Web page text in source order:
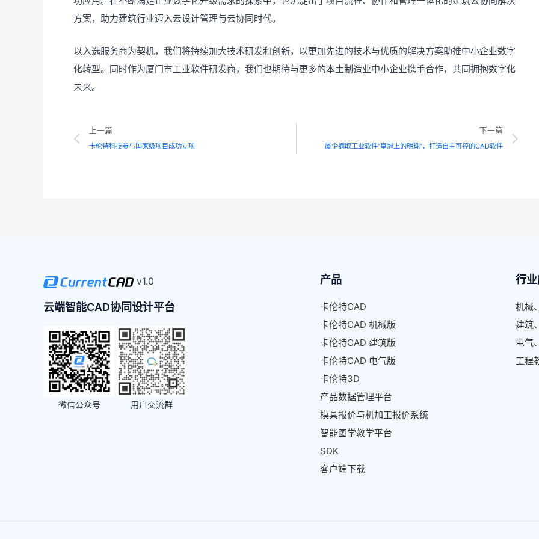
方案，助力建筑行业迈入云设计管理与云协同时代。
以入选服务商为契机，我们将持续加大技术研发和创新，以更加先进的技术与优质的解决方案助推中小企业数字
化转型。同时作为厦门市工业软件研发商，我们也期待与更多的本土制造业中小企业携手合作，共同拥抱数字化
未来。
Prev
上一篇
卡伦特科技参与国家级项目成功立项
下一篇
厦企摘取工业软件“皇冠上的明珠”，打造自主可控的CAD软件
v1.0
云端智能CAD协同设计平台
微信公众号 用户交流群
产品
卡伦特CAD
卡伦特CAD 机械版
卡伦特CAD 建筑版
卡伦特CAD 电气版
卡伦特3D
产品数据管理平台
模具报价与机加工报价系统
智能图学教学平台
SDK
客户端下载
行
机械
建筑
电气
工程